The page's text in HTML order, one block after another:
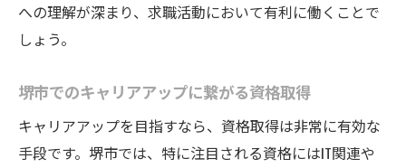
への理解が深まり、求職活動において有利に働くことで
しょう。
堺市でのキャリアアップに繋がる資格取得
キャリアアップを目指すなら、資格取得は非常に有効な
手段です。堺市では、特に注目される資格にはIT関連や